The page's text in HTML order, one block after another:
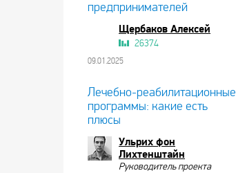
предпринимателей
Щербаков Алексей
26374
09.01.2025
Лечебно-реабилитационные
программы: какие есть
плюсы
Ульрих фон
Лихтенштайн
Руководитель проекта